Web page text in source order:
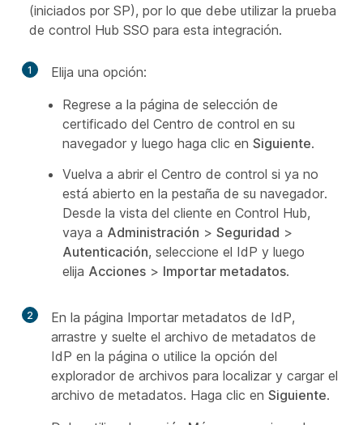
(iniciados por SP), por lo que debe utilizar la prueba
de control Hub SSO para esta integración.
1
Elija una opción:
Regrese a la página de selección de
certificado del Centro de control en su
navegador y luego haga clic en Siguiente.
Vuelva a abrir el Centro de control si ya no
está abierto en la pestaña de su navegador.
Desde la vista del cliente en Control Hub,
vaya a Administración > Seguridad >
Autenticación, seleccione el IdP y luego
elija Acciones > Importar metadatos.
2
En la página Importar metadatos de IdP,
arrastre y suelte el archivo de metadatos de
IdP en la página o utilice la opción del
explorador de archivos para localizar y cargar el
archivo de metadatos. Haga clic en Siguiente.